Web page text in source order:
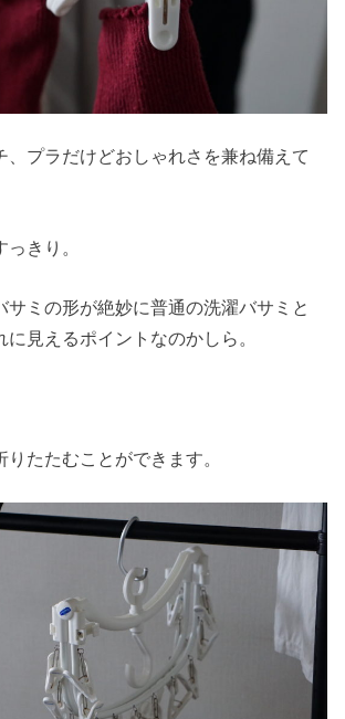
、プラだけどおしゃれさを兼ね備えて
きり。
サミの形が絶妙に普通の洗濯バサミと
見えるポイントなのかしら。
たたむことができます。